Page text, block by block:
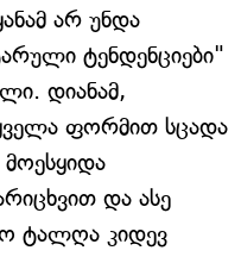
არ უნდა
ტენდენციები"
დიანამ,
ფორმით სცადა
მოესყიდა
და ასე
ტალღა კიდევ